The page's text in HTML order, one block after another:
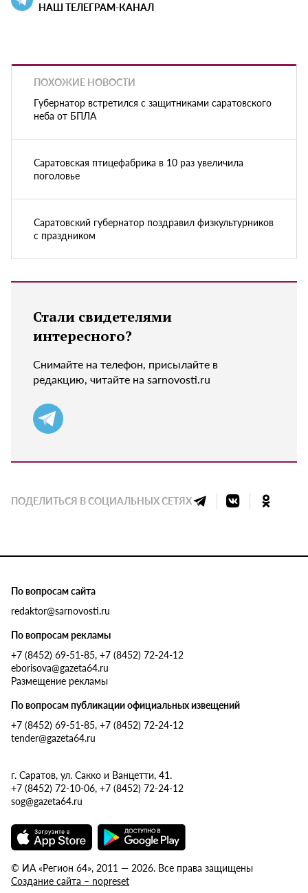
НАШ ТЕЛЕГРАМ-КАНАЛ
ПОХОЖИЕ НОВОСТИ
Губернатор встретился с защитниками саратовского
неба от БПЛА
Саратовская птицефабрика в 10 раз увеличила
поголовье
Саратовский губернатор поздравил физкультурников
с праздником
Стали свидетелями
интересного?
Снимайте на телефон, присылайте в
редакцию, читайте на sarnovosti.ru
ПОДЕЛИТЬСЯ В СОЦИАЛЬНЫХ СЕТЯХ
По вопросам сайта
redaktor@sarnovosti.ru
По вопросам рекламы
+7 (8452) 69-51-85, +7 (8452) 72-24-12
eborisova@gazeta64.ru
Размещение рекламы
По вопросам публикации официальных извещений
+7 (8452) 69-51-85, +7 (8452) 72-24-12
tender@gazeta64.ru
г. Саратов, ул. Сакко и Ванцетти, 41.
+7 (8452) 72-10-06, +7 (8452) 72-24-12
sog@gazeta64.ru
© ИА «Регион 64», 2011 — 2026. Все права защищены
Создание сайта – nopreset